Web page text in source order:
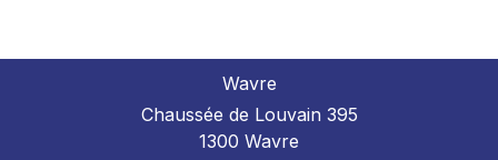
Wavre
Chaussée de Louvain 395
1300 Wavre